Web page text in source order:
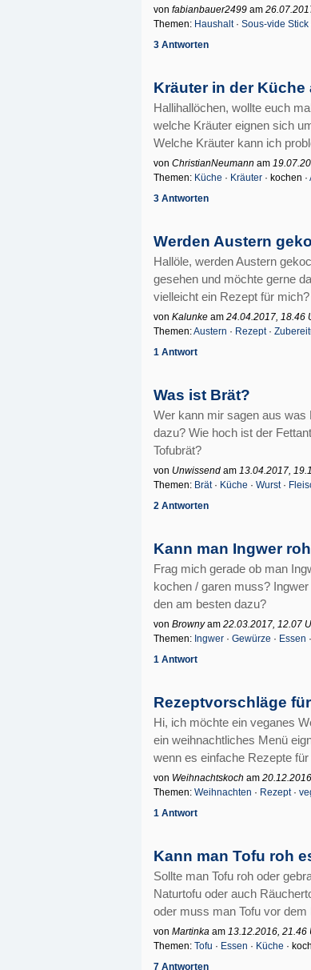
von fabianbauer2499 am
Themen: Haushalt· Sous-vide Stick
3 Antworten
Kräuter in der Küche
Hallihallöchen, wollte euch
welche Kräuter eignen sich
Welche Kräuter kann ich
von ChristianNeumann am
Themen: Küche · Kräuter · kochen ·
3 Antworten
Werden Austern
Hallöle, werden Austern
gesehen und möchte gerne
vielleicht ein Rezept für mich?
von Kalunke am 24.04.2017, 18.46
Themen:Austern · Rezept·
1 Antwort
Was ist Brät?
Wer kann mir sagen aus
dazu? Wie hoch ist der
Tofubrät?
von Unwissend am 13.04.2017,
Themen: Brät· Küche · Wurst·
2 Antworten
Kann man Ingwer
Frag mich gerade ob man
kochen / garen muss?
den am besten dazu?
von Brownyam 22.03.2017, 12.07
Themen: Ingwer · Gewürze · Essen ·
1 Antwort
Rezeptvorschläge
Hi, ich möchte ein veganes
ein weihnachtliches Menü
wenn es einfache Rezepte
von Weihnachtskoch am
Themen: Weihnachten · Rezept·
1 Antwort
Kann man Tofu roh
Sollte man Tofu roh oder
Naturtofu oder auch
oder muss man Tofu vor
von Martinka am 13.12.2016, 21.46
Themen: Tofu · Essen · Küche ·
7 Antworten